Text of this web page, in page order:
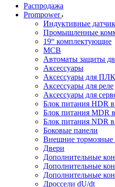
Распродажа
Prompower
Индуктивные
Промышленные
19“ комплектующие
MCB
Автоматы защиты
Аксессуары
Аксессуары для ПЛК
Аксессуары для реле
Аксессуары для
Блок питания HDR
Блок питания MDR
Блок питания NDR
Боковые панели
Внешние
Двери
Дополнительные
Дополнительные
Дополнительные
Дроссели dU/dt